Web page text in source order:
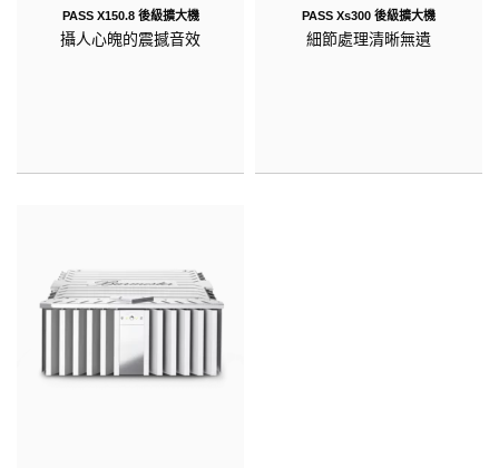
PASS X150.8 後級擴大機
攝人心魄的震撼音效
PASS Xs300 後級擴大機
細節處理清晰無遺